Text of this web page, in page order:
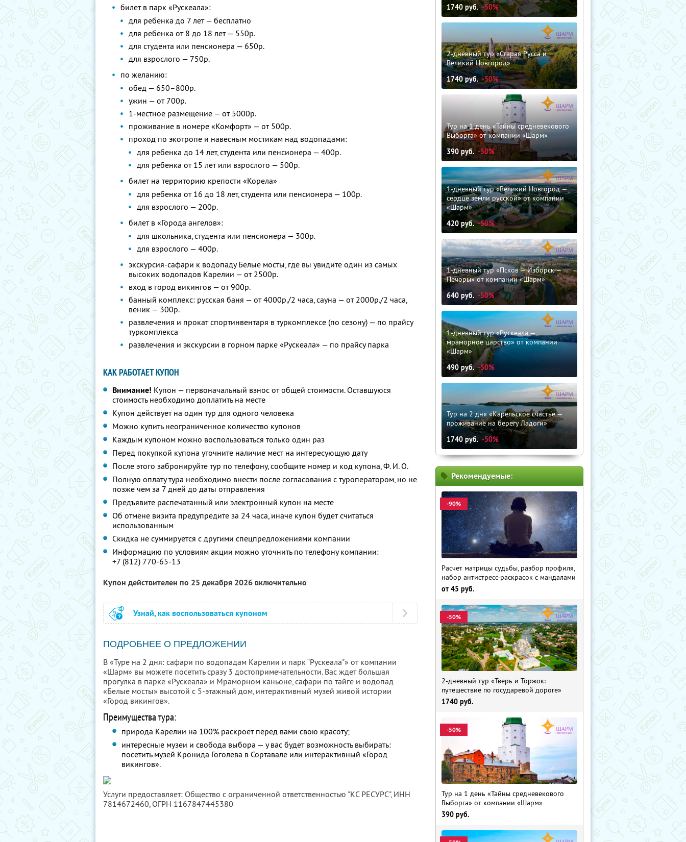
билет в парк «Рускеала»:
для ребенка до 7 лет — бесплатно
для ребенка от 8 до 18 лет — 550р.
для студента или пенсионера — 650р.
для взрослого — 750р.
по желанию:
обед — 650–800р.
ужин — от 700р.
1-местное размещение — от 5000р.
проживание в номере «Комфорт» — от 500р.
проход по экотропе и навесным мостикам над водопадами:
для ребенка до 14 лет, студента или пенсионера — 400р.
для ребенка от 15 лет или взрослого — 500р.
билет на территорию крепости «Корела»
для ребенка от 16 до 18 лет, студента или пенсионера — 100р.
для взрослого — 200р.
билет в «Города ангелов»:
для школьника, студента или пенсионера — 300р.
для взрослого — 400р.
экскурсия-сафари к водопаду Белые мосты, где вы увидите один из самых
высоких водопадов Карелии — от 2500р.
вход в город викингов — от 900р.
банный комплекс: русская баня — от 4000р./2 часа, сауна — от 2000р./2 часа,
веник — 300р.
развлечения и прокат спортинвентаря в туркомплексе (по сезону) — по прайсу
туркомплекса
развлечения и экскурсии в горном парке «Рускеала» — по прайсу парка
КАК РАБОТАЕТ КУПОН
Внимание! Купон — первоначальный взнос от общей стоимости. Оставшуюся
стоимость необходимо доплатить на месте
Купон действует на один тур для одного человека
Можно купить неограниченное количество купонов
Каждым купоном можно воспользоваться только один раз
Перед покупкой купона уточните наличие мест на интересующую дату
После этого забронируйте тур по телефону, сообщите номер и код купона, Ф. И. О.
Полную оплату тура необходимо внести после согласования с туроператором, но не
позже чем за 7 дней до даты отправления
Предъявите распечатанный или электронный купон на месте
Об отмене визита предупредите за 24 часа, иначе купон будет считаться
использованным
Скидка не суммируется с другими спецпредложениями компании
Информацию по условиям акции можно уточнить по телефону компании:
+7 (812) 770-65-13
Купон действителен по 25 декабря 2026 включительно
Узнай, как воспользоваться купоном
ПОДРОБНЕЕ О ПРЕДЛОЖЕНИИ
В «Туре на 2 дня: сафари по водопадам Карелии и парк “Рускеала"» от компании
«Шарм» вы можете посетить сразу 3 достопримечательности. Вас ждет большая
прогулка в парке «Рускеала» и Мраморном каньоне, сафари по тайге и водопад
«Белые мосты» высотой с 5-этажный дом, интерактивный музей живой истории
«Город викингов».
Преимущества тура:
природа Карелии на 100% раскроет перед вами свою красоту;
интересные музеи и свобода выбора — у вас будет возможность выбирать:
посетить музей Кронида Гоголева в Сортавале или интерактивный «Город
викингов».
Услуги предоставляет: Общество с ограниченной ответственностью "КС РЕСУРС", ИНН
7814672460, ОГРН 1167847445380
1740руб. -50%
2-дневный тур «Старая Русса и
Великий Новгород»
1740руб. -50%
Тур на 1 день «Тайны средневекового
Выборга» от компании «Шарм»
390 руб. -50%
1-дневный тур «Великий Новгород —
сердце земли русской» от компании
«Шарм»
420 руб. -50%
1-дневный тур «Псков — Изборск —
Печоры» от компании «Шарм»
640 руб. -50%
1-дневный тур «Рускеала —
мраморное царство» от компании
«Шарм»
490 руб. -50%
Тур на 2 дня «Карельское счастье —
проживание на берегу Ладоги»
1740 руб. -50%
Рекомендуемые:
-90%
Расчет матрицы судьбы, разбор профиля,
набор антистресс-раскрасок с мандалами
от 45 руб.
-50%
2-дневный тур «Тверь и Торжок:
путешествие по государевой дороге»
1740 руб.
-50%
Тур на 1 день «Тайны средневекового
Выборга» от компании «Шарм»
390 руб.